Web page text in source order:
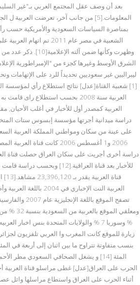
بعد أن وصف عقل المجتمع العربي بـ"غير
المعلومات.[5] من جانب آخر، تعرضت
الشعبية في مصر عام 2011 تم
وظهرت وكأنها ضمن آلته
الشرق الأوسط وغيرها كجزء من "الإمبراطورية
ليبراليين غير سعوديين تحديداً للرد على الإتهامات
[1] شعبية القناة[عدل] نتائج استطلاع رأي
دراسة ميدانية أجرتها مؤسسة إبسوس ستات
دراسة أخرى أجريت على سكان العراق حصلت قناة
للأخبار بعد قناة العراقية.[12]
العربية النت الإخباري
زيارة للموقع كانت المغرب وا العربي تلفزيون
بنسب متفاوتة تتراوح ما بين اثنان إلى أربعة في
المئة [14] و يشغل الصحافي السعودي مطر
الحرب على العراق[عدل] غطى مراسلو قناة العربية
أثناء الحرب على العراق واستطاع مراسلها وائل